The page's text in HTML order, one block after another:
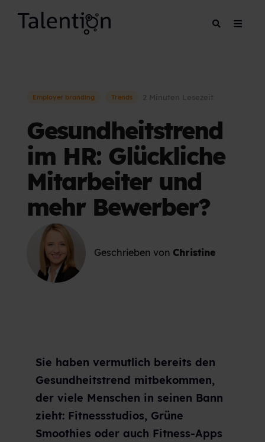
Employer branding Trends 2 Minuten Lesezeit
Gesundheitstrend
im HR: Glückliche
Mitarbeiter und
mehr Bewerber?
Geschrieben von Christine
Sie haben vermutlich bereits den
Gesundheitstrend mitbekommen,
der viele Menschen in seinen Bann
zieht: Fitnessstudios, Grüne
Smoothies oder auch Fitness-Apps